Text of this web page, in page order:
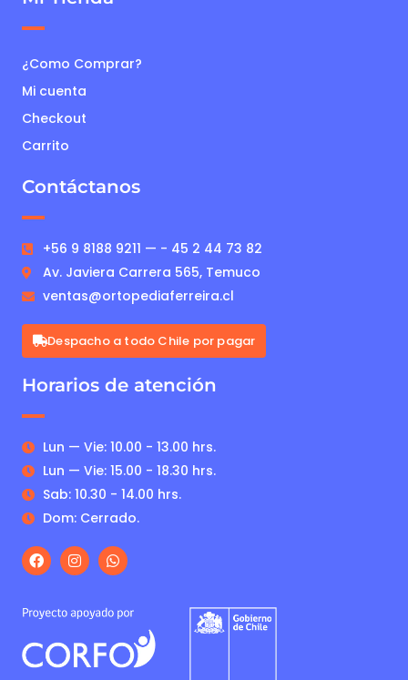
¿Como Comprar?
Mi cuenta
Checkout
Carrito
Contáctanos
+56 9 8188 9211 — - 45 2 44 73 82
Av. Javiera Carrera 565, Temuco
ventas@ortopediaferreira.cl
Despacho a todo Chile por pagar
Horarios de atención
Lun — Vie: 10.00 - 13.00 hrs.
Lun — Vie: 15.00 - 18.30 hrs.
Sab: 10.30 - 14.00 hrs.
Dom: Cerrado.